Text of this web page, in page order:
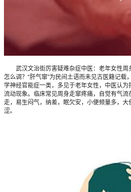
武汉文治街厉害疑难杂症中医：老年女性周
怎么调？“肝气窜”为民间土语而未见古医籍记载
学神经官能症一类，多见于老年女性，中医认
流动现象。临床常见周身走窜疼痛，自觉有气
走，易生闷气，纳差，眠欠安，小便频量多，大
涩。